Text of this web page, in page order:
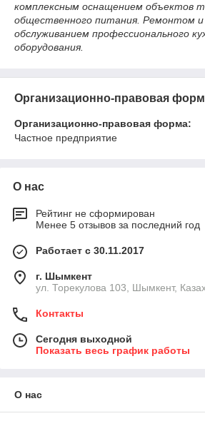
комплексным оснащением объектов
общественного питания. Ремонтом и
обслуживанием профессионального
оборудования.
Организационно-правовая
Организационно-правовая форма:
Частное предприятие
О нас
Рейтинг не сформирован
Менее 5 отзывов за последний год
Работает с 30.11.2017
г. Шымкент
ул. Торекулова 103, Шымкент,
Контакты
Сегодня выходной
Показать весь график работы
О нас